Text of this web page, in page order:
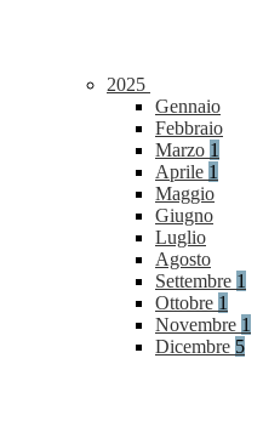
2025
Gennaio
Febbraio
Marzo 1
Aprile 1
Maggio
Giugno
Luglio
Agosto
Settembre 1
Ottobre 1
Novembre 1
Dicembre 5